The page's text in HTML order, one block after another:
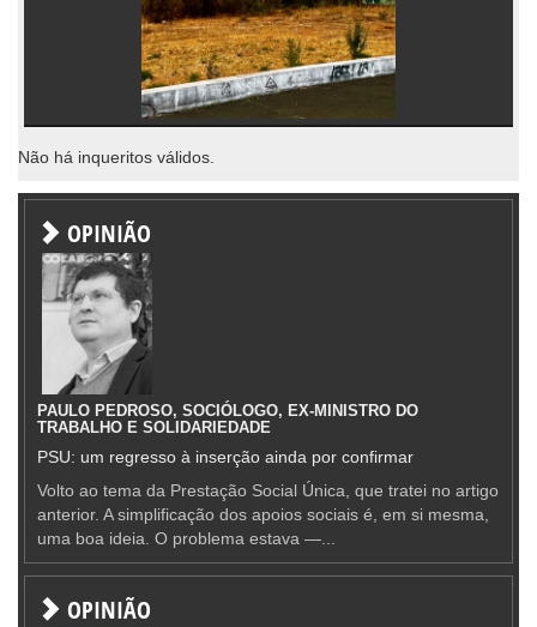
Não há inqueritos válidos.
OPINIÃO
PAULO PEDROSO, SOCIÓLOGO, EX-MINISTRO DO
TRABALHO E SOLIDARIEDADE
PSU: um regresso à inserção ainda por confirmar
Volto ao tema da Prestação Social Única, que tratei no artigo
anterior. A simplificação dos apoios sociais é, em si mesma,
uma boa ideia. O problema estava —...
OPINIÃO